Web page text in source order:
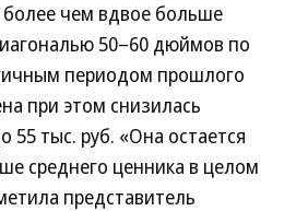
чем вдвое больше
50–60 дюймов по
периодом прошлого
при этом снизилась
55 тыс. руб. «Она остается
среднего ценника в целом
представитель